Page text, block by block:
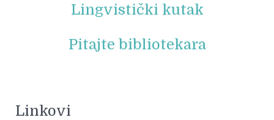
Lingvistički kutak
Pitajte bibliotekara
Linkovi